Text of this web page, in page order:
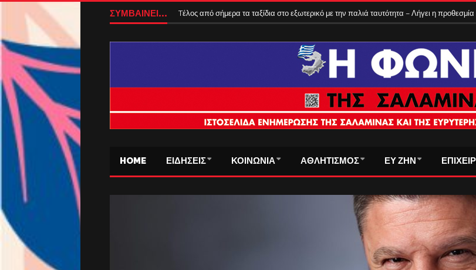
ΣΥΜΒΑΙΝΕΙ... Tέλος από σήμερα τα ταξίδια στο εξωτερικό με την παλιά ταυτότητα – Λήγει η προθεσμία
Αυξάνονται από 1η Αυγούστου τα εισιτήρια στα φέρι της Σαλαμίνας – Όλες οι νέες τιμές
HOME ΕΙΔΗΣΕΙΣ ΚΟΙΝΩΝΙΑ ΑΘΛΗΤΙΣΜΟΣ ΕΥ ΖΗΝ